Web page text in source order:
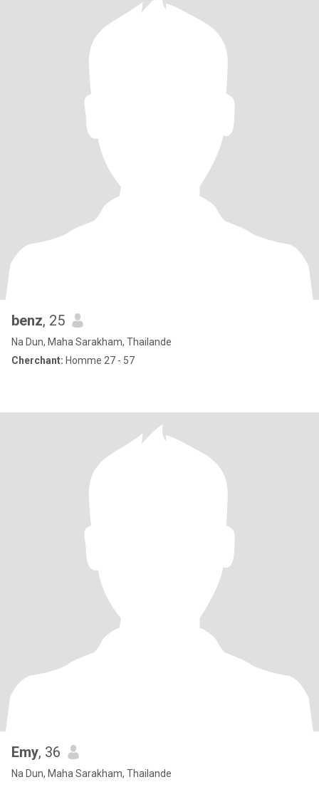
benz, 25
Na Dun, Maha Sarakham, Thailande
Cherchant: Homme 27 - 57
Emy, 36
Na Dun, Maha Sarakham, Thailande